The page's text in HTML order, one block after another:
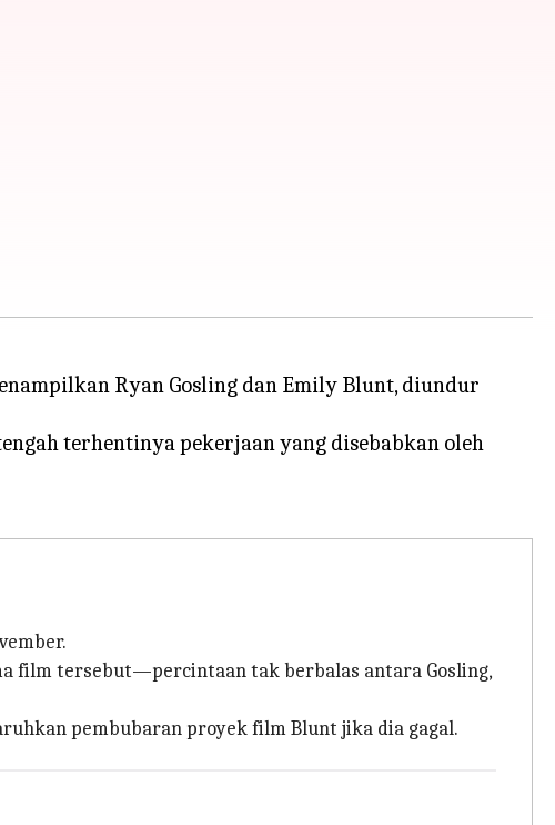
Ryan Gosling dan Emily Blunt, diundur
terhentinya pekerjaan yang disebabkan oleh
film tersebut—percintaan tak berbalas antara Gosling,
pembubaran proyek film Blunt jika dia gagal.